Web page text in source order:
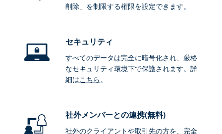
削除」を制限する権限を設定できます。
セキュリティ
すべてのデータは完全に暗号化され、厳格
なセキュリティ環境下で保護されます。詳
細はこちら。
社外メンバーとの連携(無料)
社外のクライアントや取引先の方を、完全